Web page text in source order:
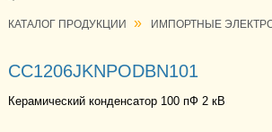
КАТАЛОГ ПРОДУКЦИИ » ИМПОРТНЫЕ
CC1206JKNPODBN101
Керамический конденсатор 100 пФ 2 кВ